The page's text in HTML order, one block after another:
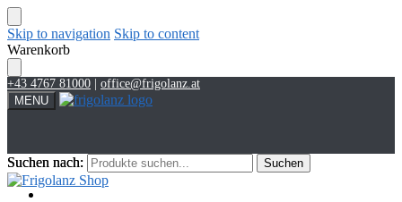
Skip to navigation Skip to content
Warenkorb
+43 4767 81000
office@frigolanz.at
MENU
Suchen nach: Suchen
Suchen nach: Suchen